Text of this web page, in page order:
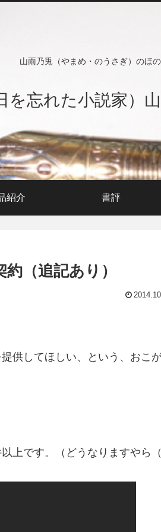
山雨乃兎（やまめ・のうさぎ）のほ
を忘れた小説家）
紹介 書評
（追記あり）
供してほしい、という、おこ
上です。（どうなりますやら（